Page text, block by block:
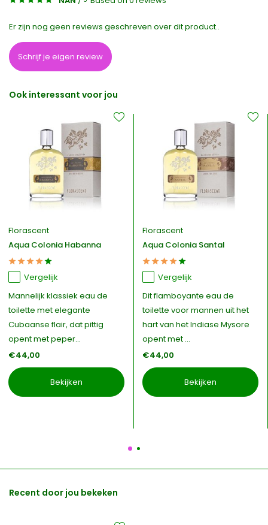
Er zijn nog geen reviews geschreven over dit product..
Schrijf je eigen review
Ook interessant voor jou
Florascent
Aqua Colonia Habanna
Vergelijk
Mannelijk klassiek eau de
toilette met elegante
Cubaanse flair, dat pittig
opent met peper...
€44,00
Bekijken
Florascent
Aqua Colonia Santal
Vergelijk
Dit flamboyante eau de
toilette voor mannen uit het
hart van het Indiase Mysore
opent met ...
€44,00
Bekijken
Recent door jou bekeken